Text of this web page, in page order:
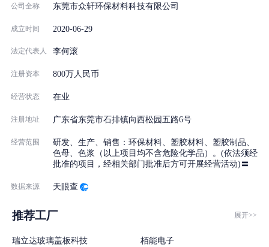
公司全称 东莞市众轩环保材料科技有限公司
成立时间 2020-06-29
法定代表人 李何滚
注册资本 800万人民币
经营状态 在业
注册地址 广东省东莞市石排镇向西松园五路6号
经营范围
研发、生产、销售：环保材料、塑胶材料、塑胶制品、
色母、色浆（以上项目均不含危险化学品）。(依法须经
批准的项目，经相关部门批准后方可开展经营活动)〓
数据来源 天眼查
推荐工厂 展开>>
瑞立达玻璃盖板科技 栢能电子